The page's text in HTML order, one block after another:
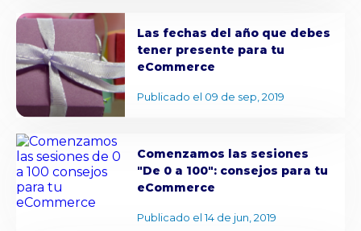
Publicado el 09 de sep, 2019
Las fechas del año que debes
tener presente para tu
eCommerce
Publicado el 14 de jun, 2019
Comenzamos las sesiones
"De 0 a 100": consejos para tu
eCommerce